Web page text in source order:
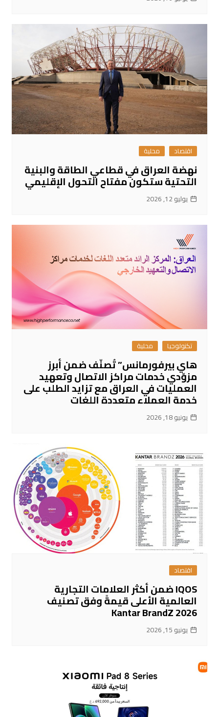
اقتصاد محلية
نهضة العراق في قطاعي الطاقة والبنية
التحتية ستكون مفتاح التحول الإقليمي
يوليو 12, 2026
تكنولوجيا محلية
هاي بيرفورمانس” تُصنّف ضمن أبرز
مزوّدي خدمات مراكز الاتصال وتعهيد
العمليات في العراق مع تزايد الطلب على
خدمة العملاء متعددة اللغات
يونيو 18, 2026
اقتصاد
IQOS ضمن أكثر العلامات التجارية
العالمية الأعلى قيمةً وفق تصنيف
Kantar BrandZ 2026
يونيو 15, 2026